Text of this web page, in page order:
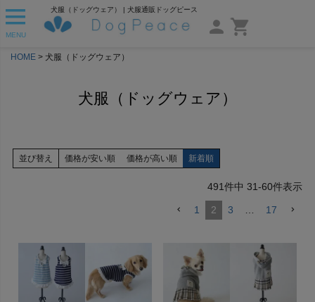
MENU
犬服（ドッグウェア） | 犬服通販ドッグピース
HOME 犬服（ドッグウェア）
犬服（ドッグウェア）
並び替え 価格が安い順 価格が高い順 新着順
491件中 31-60件表示
1 2 3 … 17